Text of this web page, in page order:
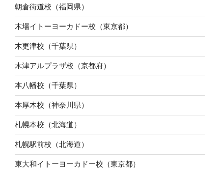
朝倉街道校（福岡県）
木場イトーヨーカドー校（東京都）
木更津校（千葉県）
木津アルプラザ校（京都府）
本八幡校（千葉県）
本厚木校（神奈川県）
札幌本校（北海道）
札幌駅前校（北海道）
東大和イトーヨーカドー校（東京都）